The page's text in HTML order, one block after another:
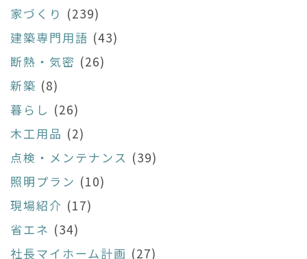
家づくり (239)
建築専門用語 (43)
断熱・気密 (26)
新築 (8)
暮らし (26)
木工用品 (2)
点検・メンテナンス (39)
照明プラン (10)
現場紹介 (17)
省エネ (34)
社長マイホーム計画 (27)